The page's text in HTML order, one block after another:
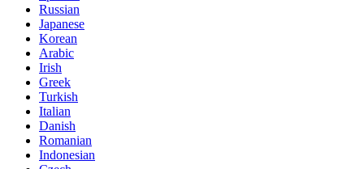
Russian
Japanese
Korean
Arabic
Irish
Greek
Turkish
Italian
Danish
Romanian
Indonesian